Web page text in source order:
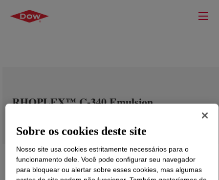
RHOPLEX™ C-340 Emulsion
Sobre os cookies deste site
Nosso site usa cookies estritamente necessários para o
funcionamento dele. Você pode configurar seu navegador
para bloquear ou alertar sobre esses cookies, mas algumas